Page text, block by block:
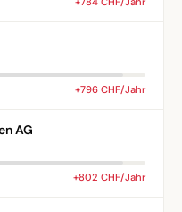
+796 CHF/Jahr
AG
+802 CHF/Jahr